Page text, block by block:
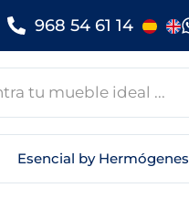
968 54 61 14
Esencial by Hermógenes